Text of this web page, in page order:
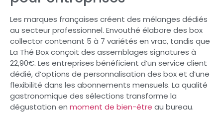
Les marques françaises créent des mélanges dédiés
au secteur professionnel. Envouthé élabore des box
collector contenant 5 à 7 variétés en vrac, tandis que
La Thé Box conçoit des assemblages signatures à
22,90€. Les entreprises bénéficient d’un service client
dédié, d’options de personnalisation des box et d’une
flexibilité dans les abonnements mensuels. La qualité
gastronomique des sélections transforme la
dégustation en moment de bien-être au bureau.